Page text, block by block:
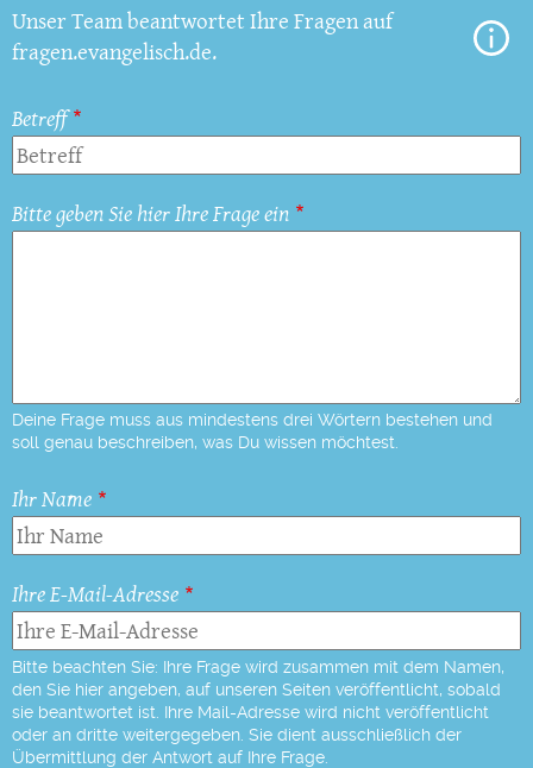
Unser Team beantwortet Ihre Fragen auf
fragen.evangelisch.de.
Betreff
Bitte geben Sie hier Ihre Frage ein
Deine Frage muss aus mindestens drei Wörtern bestehen und
soll genau beschreiben, was Du wissen möchtest.
Ihr Name
Ihre E-Mail-Adresse
Bitte beachten Sie: Ihre Frage wird zusammen mit dem Namen,
den Sie hier angeben, auf unseren Seiten veröffentlicht, sobald
sie beantwortet ist. Ihre Mail-Adresse wird nicht veröffentlicht
oder an dritte weitergegeben. Sie dient ausschließlich der
Übermittlung der Antwort auf Ihre Frage.